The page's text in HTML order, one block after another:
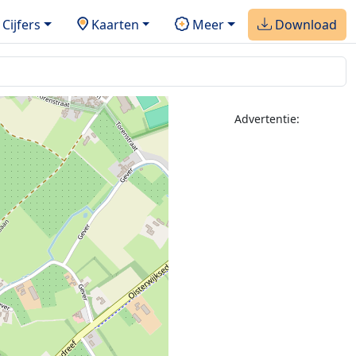
Cijfers Kaarten Meer Download
Advertentie: